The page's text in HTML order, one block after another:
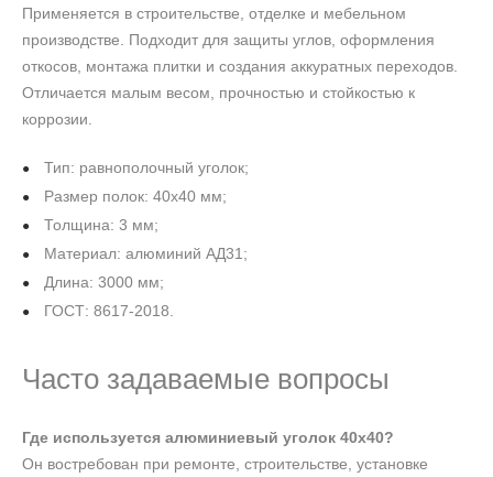
Применяется в строительстве, отделке и мебельном
производстве. Подходит для защиты углов, оформления
откосов, монтажа плитки и создания аккуратных переходов.
Отличается малым весом, прочностью и стойкостью к
коррозии.
Тип: равнополочный уголок;
Размер полок: 40х40 мм;
Толщина: 3 мм;
Материал: алюминий АД31;
Длина: 3000 мм;
ГОСТ: 8617-2018.
Часто задаваемые вопросы
Где используется алюминиевый уголок 40х40?
Он востребован при ремонте, строительстве, установке